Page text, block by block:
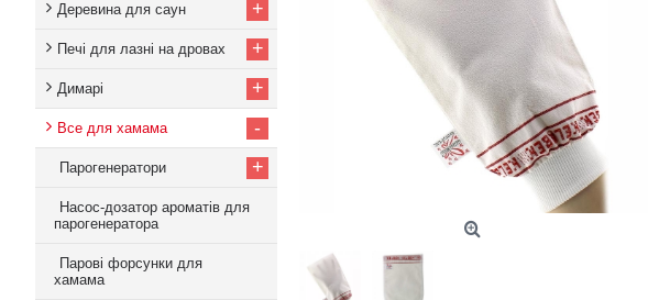
Деревина для саун +
Печі для лазні на дровах +
Димарі +
Все для хамама -
Парогенератори +
Насос-дозатор ароматів для
парогенератора
Парові форсунки для
хамама